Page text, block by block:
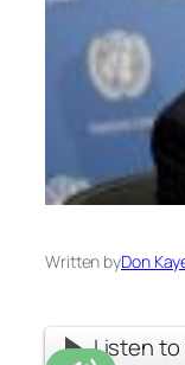
Written byDon
Listen